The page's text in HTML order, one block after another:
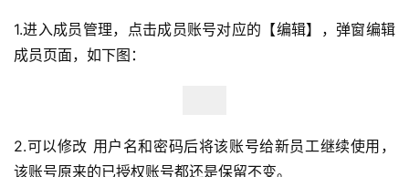
1.进入成员管理，点击成员账号对应的【编辑】，弹窗编辑
成员页面，如下图：
2.可以修改 用户名和密码后将该账号给新员工继续使用，
该账号原来的已授权账号都还是保留不变。